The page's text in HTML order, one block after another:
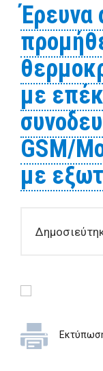
Έρευνα
με
GSM/
με